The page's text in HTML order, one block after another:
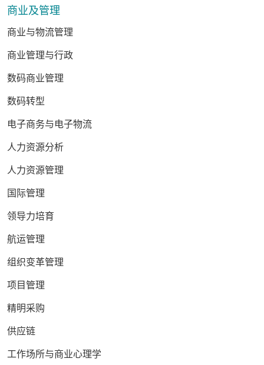
商业及管理
商业与物流管理
商业管理与行政
数码商业管理
数码转型
电子商务与电子物流
人力资源分析
人力资源管理
国际管理
领导力培育
航运管理
组织变革管理
项目管理
精明采购
供应链
工作场所与商业心理学